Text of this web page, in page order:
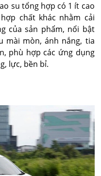
su tổng hợp có 1 ít cao
chất khác nhằm cải
của sản phẩm, nổi bật
mài mòn, ánh nắng, tia
phù hợp các ứng dụng
lực, bền bỉ.